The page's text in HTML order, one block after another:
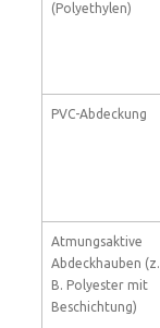
(Polyethylen)
PVC-Abdeckung
Atmungsaktive
Abdeckhauben (z.
B. Polyester mit
Beschichtung)